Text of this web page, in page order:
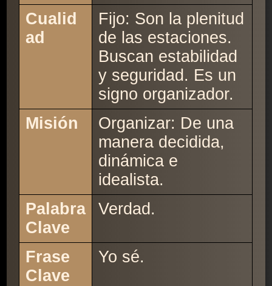
Cualid
ad
Fijo: Son la plenitud
de las estaciones.
Buscan estabilidad
y seguridad. Es un
signo organizador.
Misión
Organizar: De una
manera decidida,
dinámica e
idealista.
Palabra
Clave
Verdad.
Frase
Clave
Yo sé.